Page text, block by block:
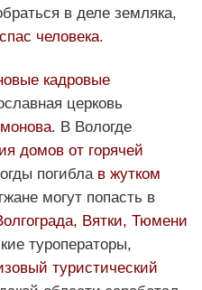
в деле земляка,
человека.
кадровые
церковь
. В Вологде
домов от горячей
погиблав жутком
могут попасть в
Вятки, Тюмени
туроператоры,
туристический